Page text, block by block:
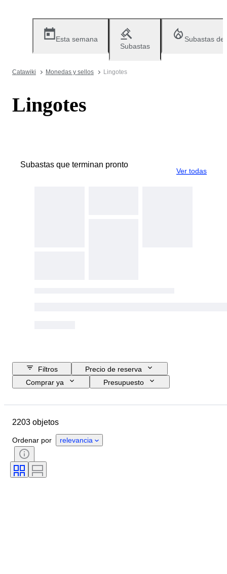
Esta semana
Subastas
Subastas
Catawiki Monedas y sellos Lingotes
Lingotes
Subastas que terminan pronto
Ver todas
Filtros
Precio de reserva
Comprar ya
Presupuesto
País de origen
Accesorios
Certificado
Ley
Moneda
Tipo de moneda
2203 objetos
Ordenar por relevancia